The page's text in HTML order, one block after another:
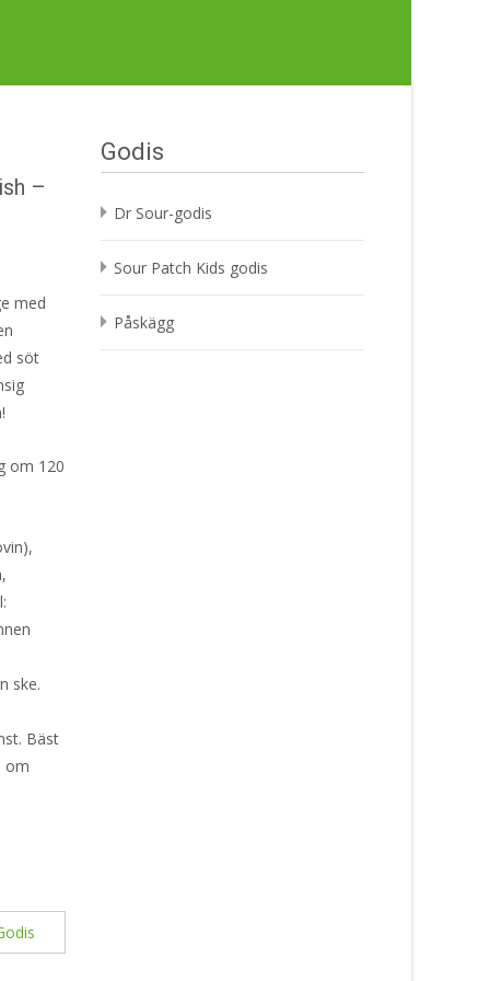
–
med
söt
om 120
ske.
Bäst
om
Godis
Dr Sour-godis
Sour Patch Kids godis
Påskägg